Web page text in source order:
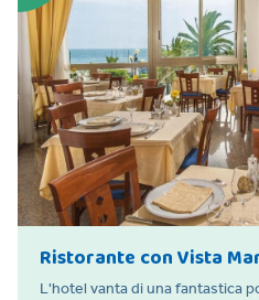
Ristorante con Vista
L'hotel vanta di una fantastica